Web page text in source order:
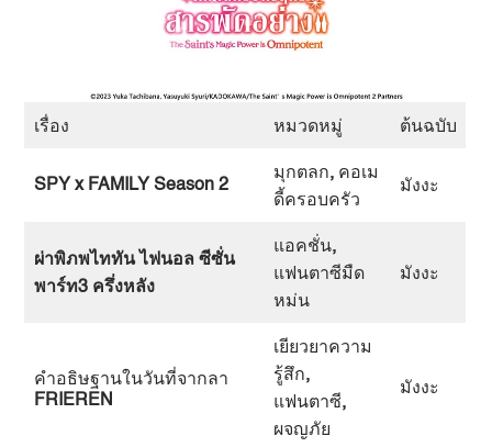
เรื่อง หมวดหมู่ ต้นฉบับ
SPY x FAMILY Season 2
มุกตลก, คอเม
ดี้ครอบครัว
มังงะ
ผ่าพิภพไททัน ไฟนอล ซีซั่น
พาร์ท3 ครึ่งหลัง
แอคชั่น,
แฟนตาซีมืด
หม่น
มังงะ
คำอธิษฐานในวันที่จากลา
FRIEREN
เยียวยาความ
รู้สึก,
แฟนตาซี,
ผจญภัย
มังงะ